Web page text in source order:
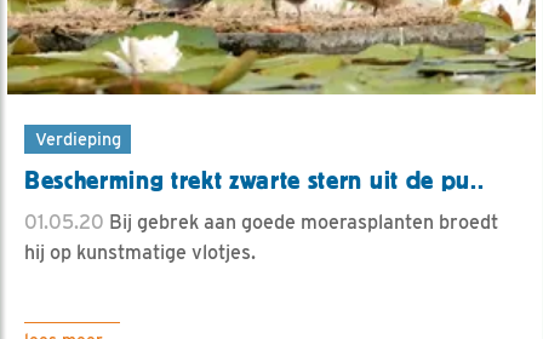
Verdieping
Bescherming trekt zwarte stern uit de pu..
01.05.20 Bij gebrek aan goede moerasplanten broedt
hij op kunstmatige vlotjes.